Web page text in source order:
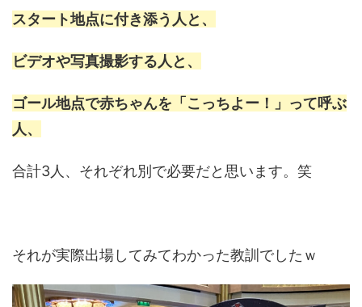
スタート地点に付き添う人と、
ビデオや写真撮影する人と、
ゴール地点で赤ちゃんを「こっちよー！」って呼ぶ
人、
合計3人、それぞれ別で必要だと思います。笑
それが実際出場してみてわかった教訓でしたｗ